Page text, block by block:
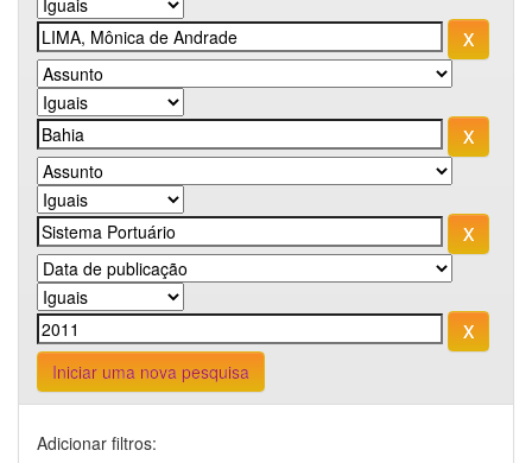
Iniciar uma nova pesquisa
Adicionar filtros: